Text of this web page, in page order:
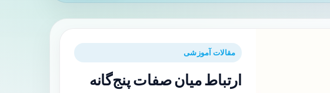
مقالات آموزشی
ارتباط میان صفات پنج‌گانه